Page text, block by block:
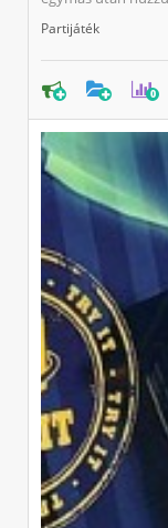
Partijáték
0